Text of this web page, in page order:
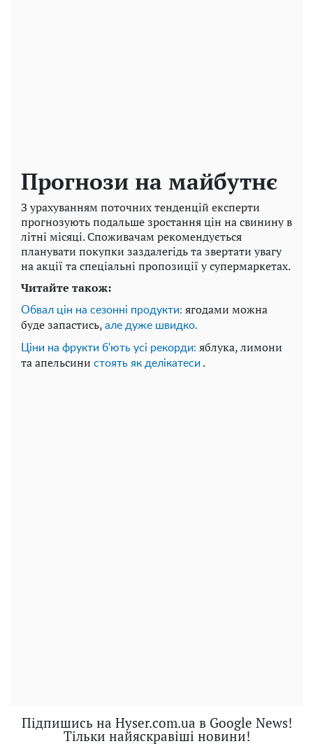
Прогнози на майбутнє
З урахуванням поточних тенденцій експерти
прогнозують подальше зростання цін на свинину в
літні місяці. Споживачам рекомендується
планувати покупки заздалегідь та звертати увагу
на акції та спеціальні пропозиції у супермаркетах.
Читайте також:
Обвал цін на сезонні продукти: ягодами можна
буде запастись, але дуже швидко.
Ціни на фрукти б'ють усі рекорди: яблука, лимони
та апельсини стоять як делікатеси .
Підпишись на Hyser.com.ua в Google News!
Тільки найяскравіші новини!